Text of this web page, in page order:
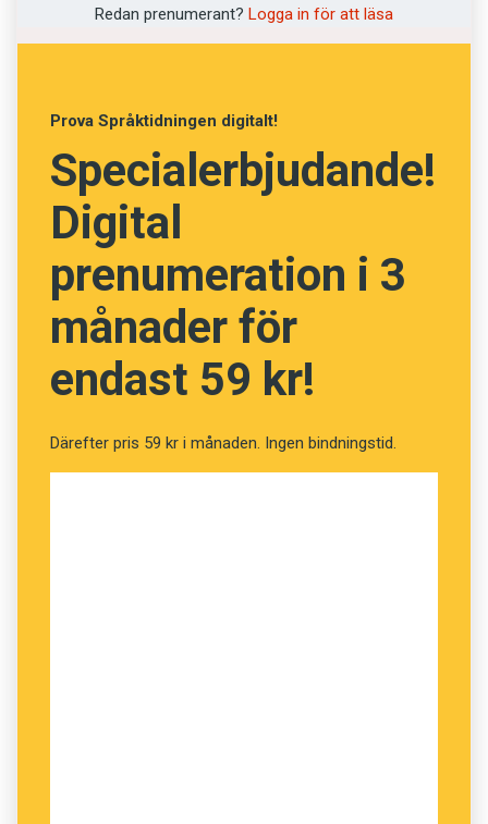
följer samma ologiska logik – oavsett
Ekblad.
Och nu hjälper vi dig att komma rätt!
Redan prenumerant? Logga in för att läsa
Prova Språktidningen digitalt!
Specialerbjudande!
Digital
prenumeration i 3
månader för
endast 59 kr!
Därefter pris 59 kr i månaden. Ingen bindningstid.